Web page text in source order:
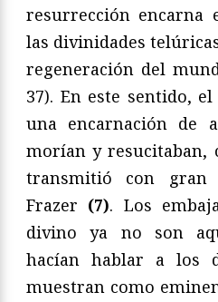
resurrección encarna
las divinidades
regeneración del
37). En este sentido,
una encarnación de
morían y resucitaban,
transmitió con gran
Frazer (7). Los
divino ya no son
hacían hablar a los
muestran como